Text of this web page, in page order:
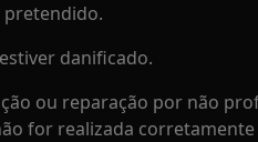
danificado.
ou reparação por não
for realizada